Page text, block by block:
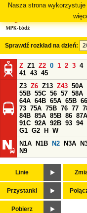
Nasza strona
Sprawdź rozkład na dzień:
Z Z1 Z2 0 1 2 3 4
41 43 45
Z3 Z6 Z13 Z43 50A
55B 55C 56 57 58A
64A 64B 65A 65B 66
73 75A 75B 76 77
84B 85A 85B 86 87A
91C 92A 92B 93 94
G1 G2 H
W
N1A
N1B N2 N3A
N9
Linie
Przystanki
Pobierz